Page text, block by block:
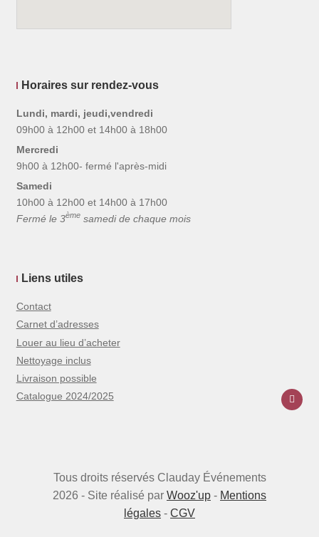
Horaires sur rendez-vous
Lundi, mardi, jeudi,vendredi
09h00 à 12h00 et 14h00 à 18h00
Mercredi
9h00 à 12h00- fermé l'après-midi
Samedi
10h00 à 12h00 et 14h00 à 17h00
Fermé le 3èmesamedi de chaque mois
Liens utiles
Contact
Carnet d’adresses
Louer au lieu d’acheter
Nettoyage inclus
Livraison possible
Catalogue 2024/2025
Tous droits réservés Clauday Événements
2026 - Site réalisé par Wooz'up - Mentions
légales - CGV